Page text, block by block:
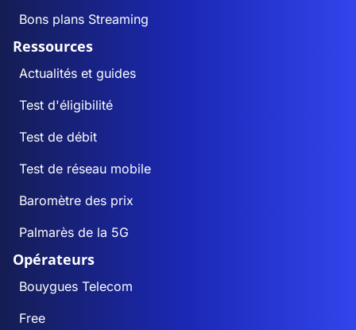
Bons plans Streaming
Ressources
Actualités et guides
Test d'éligibilité
Test de débit
Test de réseau mobile
Baromètre des prix
Palmarès de la 5G
Opérateurs
Bouygues Telecom
Free